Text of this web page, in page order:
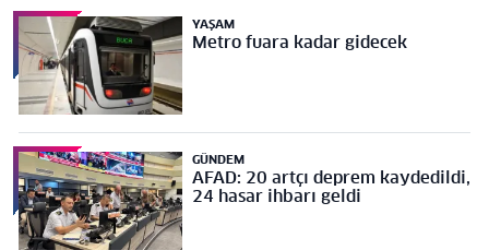
YAŞAM
Metro fuara kadar gidecek
GÜNDEM
AFAD: 20 artçı deprem kaydedildi,
24 hasar ihbarı geldi